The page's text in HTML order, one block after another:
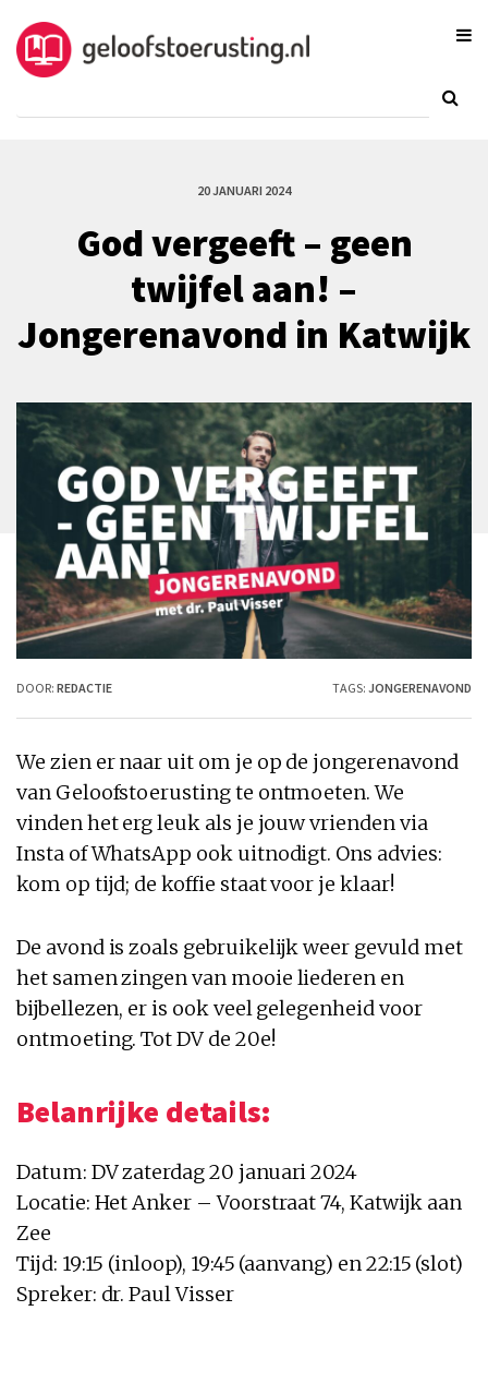
20 JANUARI 2024
God vergeeft – geen
twijfel aan! –
Jongerenavond in Katwijk
DOOR: REDACTIE TAGS: JONGERENAVOND
We zien er naar uit om je op de jongerenavond
van Geloofstoerusting te ontmoeten. We
vinden het erg leuk als je jouw vrienden via
Insta of WhatsApp ook uitnodigt. Ons advies:
kom op tijd; de koffie staat voor je klaar!
De avond is zoals gebruikelijk weer gevuld met
het samen zingen van mooie liederen en
bijbellezen, er is ook veel gelegenheid voor
ontmoeting. Tot DV de 20e!
Belanrijke details:
Datum: DV zaterdag 20 januari 2024
Locatie: Het Anker – Voorstraat 74, Katwijk aan
Zee
Tijd: 19:15 (inloop), 19:45 (aanvang) en 22:15 (slot)
Spreker: dr. Paul Visser